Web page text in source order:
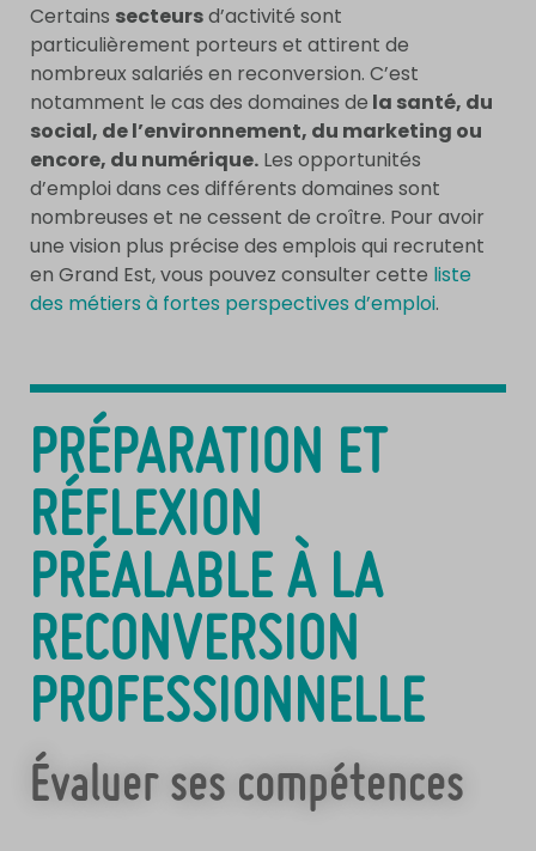
Certains secteursd’activité sont
particulièrement porteurs et attirent de
nombreux salariés en reconversion. C’est
notamment le cas des domaines de la santé, du
social, de l’environnement, du marketing ou
encore, du numérique. Les opportunités
d’emploi dans ces différents domaines sont
nombreuses et ne cessent de croître. Pour avoir
une vision plus précise des emplois qui recrutent
en Grand Est, vous pouvez consulter cette liste
des métiers à fortes perspectives d’emploi.
PRÉPARATION ET
RÉFLEXION
PRÉALABLE À LA
RECONVERSION
PROFESSIONNELLE
Évaluer ses compétences